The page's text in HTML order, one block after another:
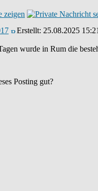
Erstellt: 25.08.2025
wurde in Rum die
Posting gut?